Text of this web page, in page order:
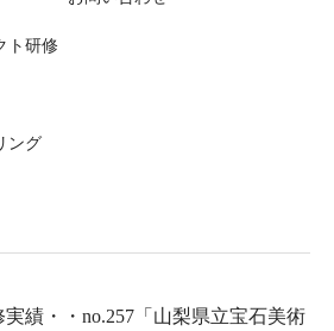
ト研修
ング
実績・・no.257「山梨県立宝石美術